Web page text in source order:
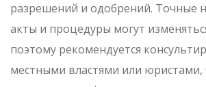
разрешений и одобрений. Точные
акты и процедуры могут
поэтому рекомендуется
местными властями или юристами,